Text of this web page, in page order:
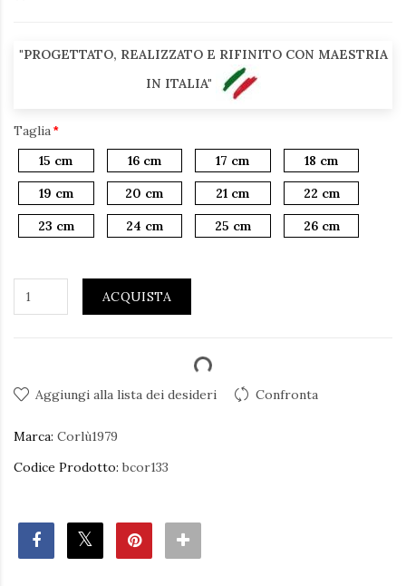
"PROGETTATO, REALIZZATO E RIFINITO CON MAESTRIA
IN ITALIA"
Taglia
15 cm
16 cm 17 cm
18 cm
19 cm
20 cm 21 cm
22 cm
23 cm
24 cm 25 cm 26 cm
ACQUISTA
Aggiungi alla lista dei desideri Confronta
Marca: Corlù1979
Codice Prodotto: bcor133